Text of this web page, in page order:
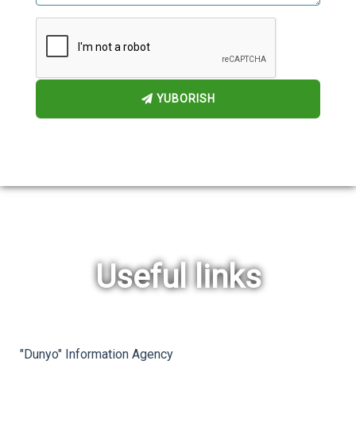
YUBORISH
Useful links
"Dunyo" Information Agency